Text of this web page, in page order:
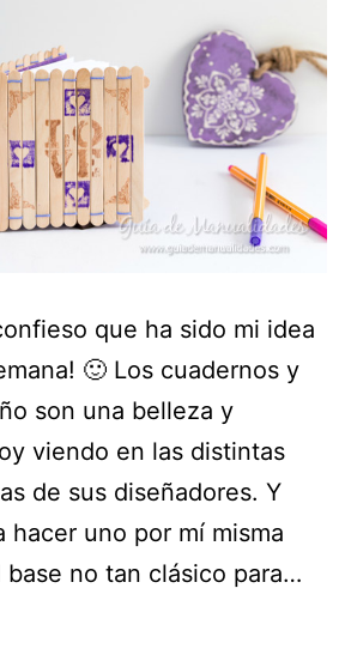
que ha sido mi idea
🙂 Los cuadernos y
son una belleza y
viendo en las distintas
de sus diseñadores. Y
hacer uno por mí misma
base no tan clásico para…